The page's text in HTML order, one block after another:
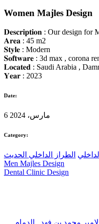
Women Majles Design
𝐃𝐞𝐬𝐜𝐫𝐢𝐩𝐭𝐢𝐨𝐧 : Our design for
𝐀𝐫𝐞𝐚 : 45 m2
𝐒𝐭𝐲𝐥𝐞 : Modern
𝐒𝐨𝐟𝐭𝐰𝐚𝐫𝐞 : 3d max , corona
𝐋𝐨𝐜𝐚𝐭𝐞𝐝 : Saudi Arabia ,
𝐘𝐞𝐚𝐫 : 2023
Date:
6 مارس، 2024
Category:
الطراز الداخلي الحديث
Men Majles Design
Dental Clinic Design
محمد بن فهد , الدمام ,